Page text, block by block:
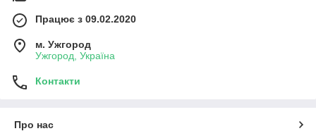
Працює з 09.02.2020
м. Ужгород
Ужгород, Україна
Контакти
Про нас